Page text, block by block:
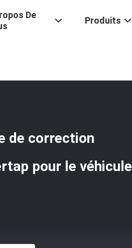
De
Produits
de correction
pour le véhicule